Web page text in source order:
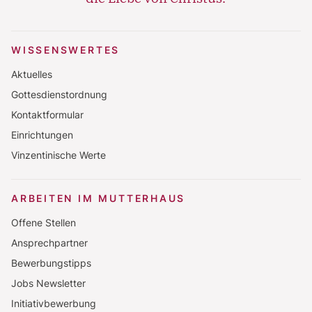
WISSENSWERTES
Aktuelles
Gottesdienstordnung
Kontaktformular
Einrichtungen
Vinzentinische Werte
ARBEITEN IM MUTTERHAUS
Offene Stellen
Ansprechpartner
Bewerbungstipps
Jobs Newsletter
Initiativbewerbung